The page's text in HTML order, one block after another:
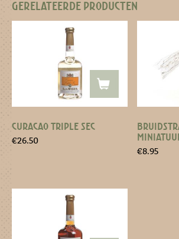
GERELATEERDE PRODUCTEN
CURACAO TRIPLE SEC
€26.50
€8.95